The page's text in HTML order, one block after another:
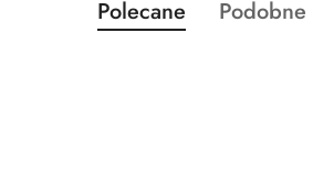
Pomiń karuzelę produktów
Produkty
o
Polecane
Produkty